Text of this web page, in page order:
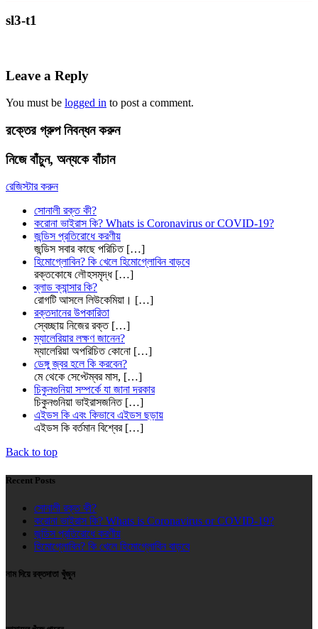
sl3-t1
Leave a Reply
You must be logged in to post a comment.
রক্তের গ্রুপ নিবন্ধন করুন
নিজে বাঁচুন, অন্যকে বাঁচান
রেজিস্টার করুন
সোনালী রক্ত কী?
করোনা ভাইরাস কি? Whats is Coronavirus or COVID-19?
জন্ডিস প্রতিরোধে করণীয়
জন্ডিস সবার কাছে পরিচিত […]
হিমোগ্লোবিন? কি খেলে হিমোগ্লোবিন বাড়বে
রক্তকোষে লৌহসমৃদ্ধ […]
ব্লাড ক্যান্সার কি?
রোগটি আসলে লিউকেমিয়া। […]
রক্তদানের উপকারিতা
স্বেচ্ছায় নিজের রক্ত […]
ম্যালেরিয়ার লক্ষণ জানেন?
ম্যালেরিয়া অপরিচিত কোনো […]
ডেঙ্গু জ্বর হলে কি করবেন?
মে থেকে সেপ্টেম্বর মাস, […]
চিকুনগুনিয়া সম্পর্কে যা জানা দরকার
চিকুনগুনিয়া ভাইরাসজনিত […]
এইডস কি এবং কিভাবে এইডস ছড়ায়
এইডস কি বর্তমান বিশ্বের […]
Back to top
Recent Posts
সোনালী রক্ত কী?
করোনা ভাইরাস কি? Whats is Coronavirus or COVID-19?
জন্ডিস প্রতিরোধে করণীয়
হিমোগ্লোবিন? কি খেলে হিমোগ্লোবিন বাড়বে
নাম দিয়ে রক্তদাতা খুঁজুন